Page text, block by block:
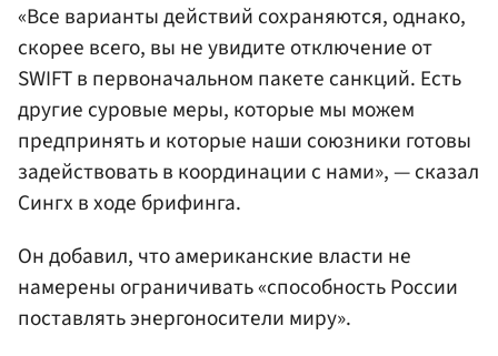
«Все варианты действий сохраняются, однако,
скорее всего, вы не увидите отключение от
SWIFT в первоначальном пакете санкций. Есть
другие суровые меры, которые мы можем
предпринять и которые наши союзники готовы
задействовать в координации с нами», — сказал
Сингх в ходе брифинга.
Он добавил, что американские власти не
намерены ограничивать «способность России
поставлять энергоносители миру».